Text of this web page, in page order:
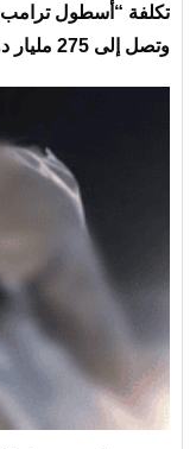
وتصل إلى 275 مليار دولار